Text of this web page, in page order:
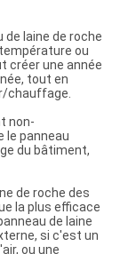
laine de roche
ou
créer une année
tout en
chauffage.
non-
le panneau
du bâtiment,
de roche des
la plus efficace
de laine
si c'est un
ou une